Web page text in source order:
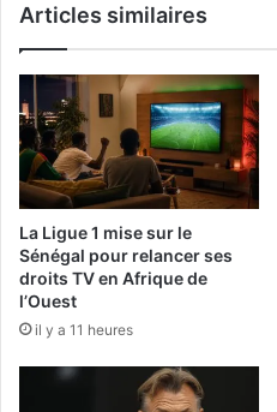
Articles similaires
La Ligue 1 mise sur le
Sénégal pour relancer ses
droits TV en Afrique de
l’Ouest
il y a 11 heures